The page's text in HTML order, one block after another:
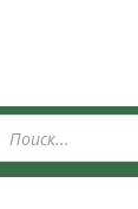
товаров